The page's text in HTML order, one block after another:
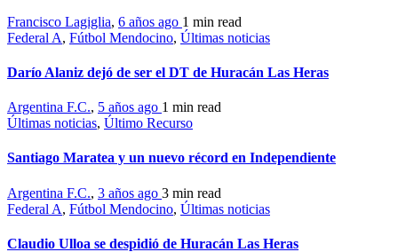
Francisco Lagiglia, 6 años ago 1 min read
Federal A, Fútbol Mendocino, Últimas noticias
Darío Alaniz dejó de ser el DT de Huracán Las Heras
Argentina F.C., 5 años ago 1 min read
Últimas noticias, Último Recurso
Santiago Maratea y un nuevo récord en Independiente
Argentina F.C., 3 años ago 3 min read
Federal A, Fútbol Mendocino, Últimas noticias
Claudio Ulloa se despidió de Huracán Las Heras